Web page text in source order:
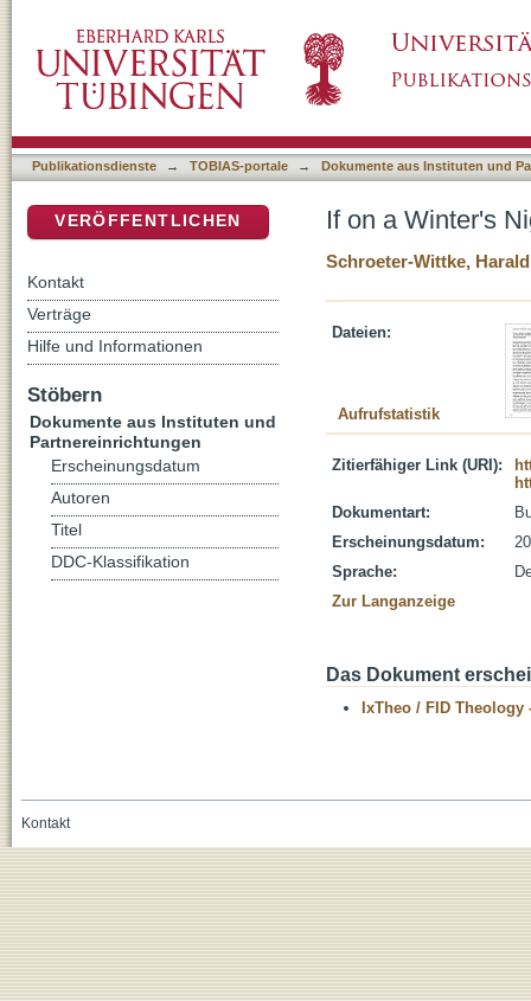
Publikationsdienste → TOBIAS-portale → Dokumente aus Instituten und
If on a Winter's
Schroeter-Wittke, Harald
Dateien:
Aufrufstatistik
Zitierfähiger Link (URI):
Dokumentart:
Erscheinungsdatum:
Sprache:
Zur Langanzeige
Das Dokument
IxTheo / FID Theology
VERÖFFENTLICHEN
Kontakt
Verträge
Hilfe und Informationen
Stöbern
Dokumente aus Instituten und
Partnereinrichtungen
Erscheinungsdatum
Autoren
Titel
DDC-Klassifikation
Kontakt